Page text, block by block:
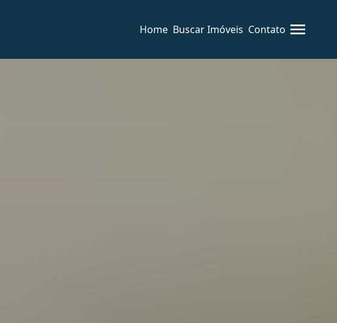
Home Buscar Imóveis Contato